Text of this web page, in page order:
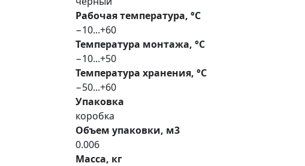
Рабочая температура, °С
−10...+60
Температура монтажа, °С
−10...+50
Температура хранения, °С
−50...+60
Упаковка
коробка
Объем упаковки, м3
0.006
Масса, кг